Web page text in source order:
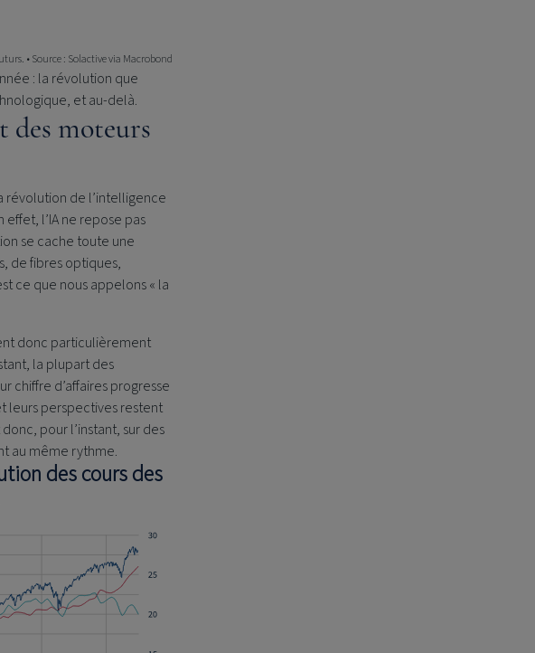
• Source : Solactive via Macrobond
: la révolution que
et au-delà.
des moteurs
de l’intelligence
l’IA ne repose pas
se cache toute une
de fibres optiques,
ce que nous appelons « la
donc particulièrement
la plupart des
chiffre d’affaires progresse
leurs perspectives restent
pour l’instant, sur des
au même rythme.
des cours des